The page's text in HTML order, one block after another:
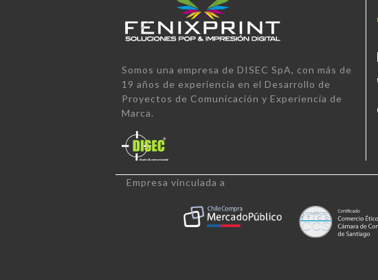
Somos una empresa de DISEC SpA, con más de
19 años de experiencia en el Desarrollo de
Proyectos de Comunicación y Experiencia de
Marca.
Empresa vinculada a